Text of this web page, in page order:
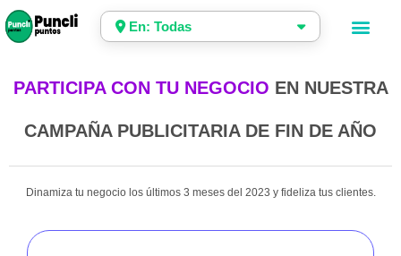
En: Todas
PARTICIPA CON TU NEGOCIO EN NUESTRA
CAMPAÑA PUBLICITARIA DE FIN DE AÑO
Dinamiza tu negocio los últimos 3 meses del 2023 y fideliza tus clientes.